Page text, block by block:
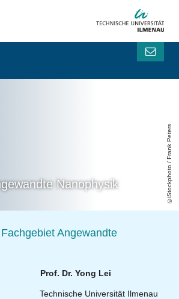
Nanophysik iStockphoto / Frank Peters
Angewandte
Prof. Dr. Yong Lei
Universität Ilmenau